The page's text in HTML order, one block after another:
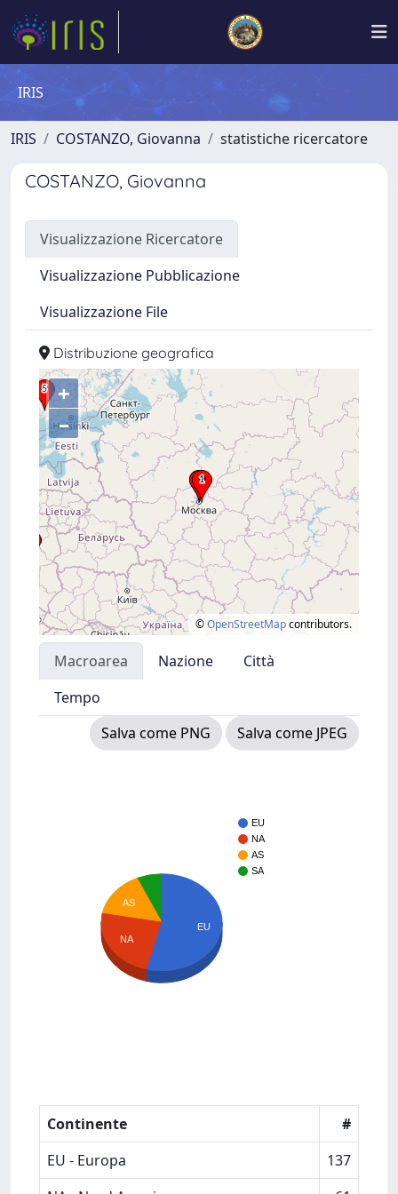
IRIS
IRIS COSTANZO, Giovanna statistiche ricercatore
COSTANZO, Giovanna
Visualizzazione Ricercatore
Visualizzazione Pubblicazione
Visualizzazione File
Distribuzione geografica
+
–
©OpenStreetMapcontributors.
Macroarea Nazione
Città
Tempo
Salva come PNG
Salva come JPEG
EU
NA
AS
SA
AS
NA
EU
Continente
#
EU - Europa
137